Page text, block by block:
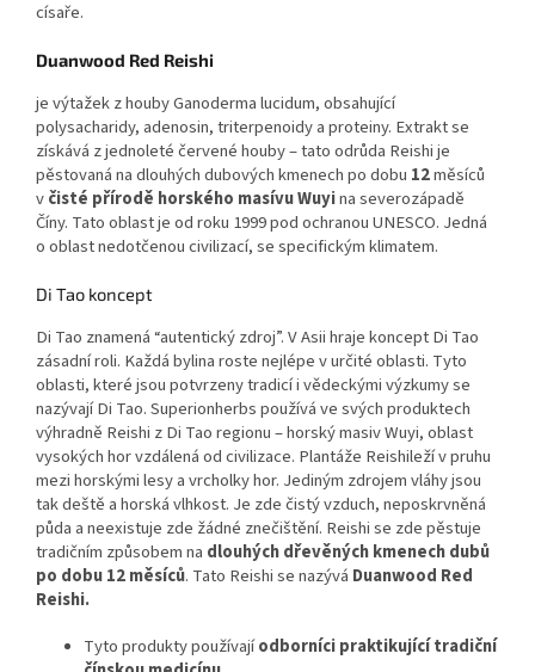
císaře.
Duanwood Red Reishi
je výtažek z houby Ganoderma lucidum, obsahující
polysacharidy, adenosin, triterpenoidy a proteiny. Extrakt se
získává z jednoleté červené houby – tato odrůda Reishi je
pěstovaná na dlouhých dubových kmenech po dobu 12měsíců
včisté přírodě horského masívu Wuyina severozápadě
Číny. Tato oblast je od roku 1999 pod ochranou UNESCO. Jedná
o oblast nedotčenou civilizací, se specifickým klimatem.
Di Tao koncept
Di Tao znamená “autentický zdroj”. V Asii hraje koncept Di Tao
zásadní roli. Každá bylina roste nejlépe v určité oblasti. Tyto
oblasti, které jsou potvrzeny tradicí i vědeckými výzkumy se
nazývají Di Tao. Superionherbs používá ve svých produktech
výhradně Reishi z Di Tao regionu – horský masiv Wuyi, oblast
vysokých hor vzdálená od civilizace. Plantáže Reishileží v pruhu
mezi horskými lesy a vrcholky hor. Jediným zdrojem vláhy jsou
tak deště a horská vlhkost. Je zde čistý vzduch, neposkrvněná
půda a neexistuje zde žádné znečištění. Reishi se zde pěstuje
tradičním způsobem na dlouhých dřevěných kmenech dubů
po dobu 12 měsíců. Tato Reishi se nazývá Duanwood Red
Reishi.
Tyto produkty používajíodborníci praktikující tradiční